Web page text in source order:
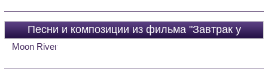
Песни и композиции из фильма "Завтрак у
Тиффани (Breakfast At Tiffany's)"
Moon River